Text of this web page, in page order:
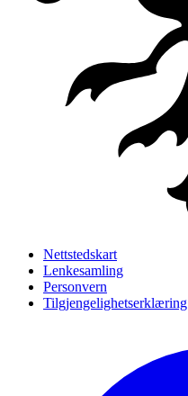
Nettstedskart
Lenkesamling
Personvern
Tilgjengelighetserklæring